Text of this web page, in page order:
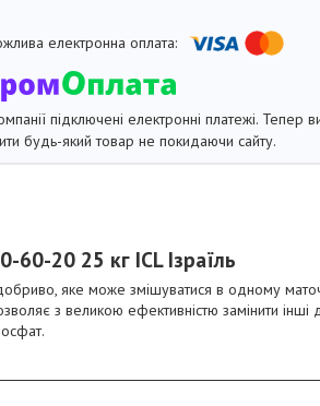
підключені електронні платежі. Тепер
будь-який товар не покидаючи сайту.
20 25 кг ICL Ізраїль
яке може змішуватися в одному
з великою ефективністю замінити інші